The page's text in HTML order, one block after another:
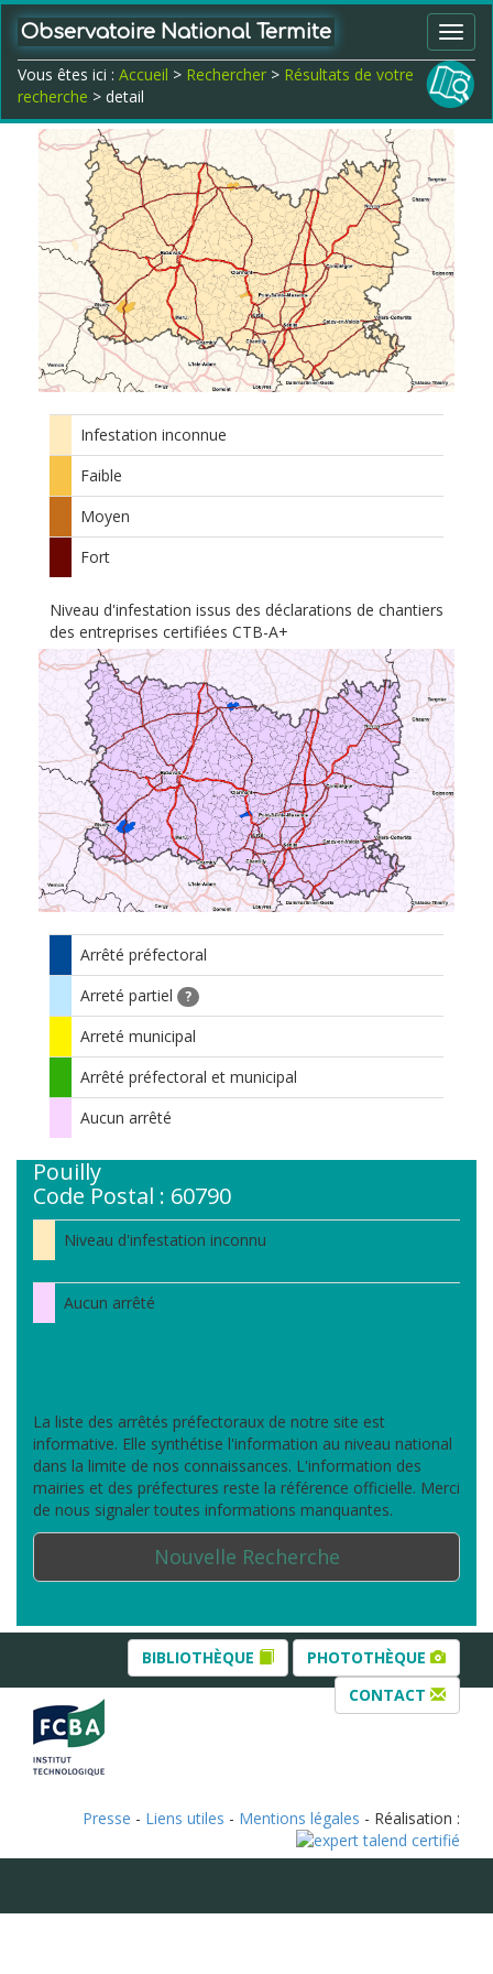
Observatoire National Termite
Vous êtes ici : Accueil > Rechercher > Résultats de votre
recherche > detail
Infestation inconnue
Faible
Moyen
Fort
Niveau d'infestation issus des déclarations de chantiers
des entreprises certifiées CTB-A+
Arrêté préfectoral
Arreté partiel
?
Arreté municipal
Arrêté préfectoral et municipal
Aucun arrêté
Pouilly
Code Postal : 60790
Niveau d'infestation inconnu
Aucun arrêté
La liste des arrêtés préfectoraux de notre site est
informative. Elle synthétise l'information au niveau national
dans la limite de nos connaissances. L'information des
mairies et des préfectures reste la référence officielle. Merci
de nous signaler toutes informations manquantes.
Nouvelle Recherche
BIBLIOTHÈQUE
PHOTOTHÈQUE
CONTACT
Presse - Liens utiles - Mentions légales - Réalisation :